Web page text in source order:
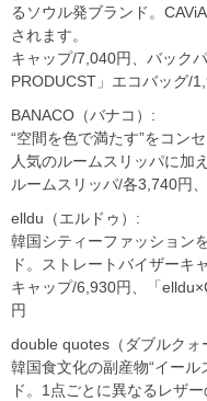
るソウル発ブランド。
されます。
キャップ/7,040円、バック
PRODUCST」エコバッグ/
BANACO（バナコ）:
“空間を色で満たす”をコン
人気のルームスリッパに加
ルームスリッパ/各3,740円
elldu（エルドゥ）:
韓国シティーファッション
ド。ストレートバイザーキ
キャップ/6,930円、「
円
double quotes（ダブルクォ
韓国食文化の副産物“イー
ド。1点ごとに異なるレザー